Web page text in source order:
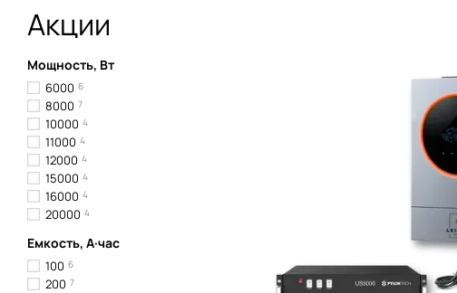
Акции
Мощность, Вт
6000 6
8000 7
10000 4
11000 4
12000 4
15000 4
16000 4
20000 4
Емкость, А·час
100 6
200 7